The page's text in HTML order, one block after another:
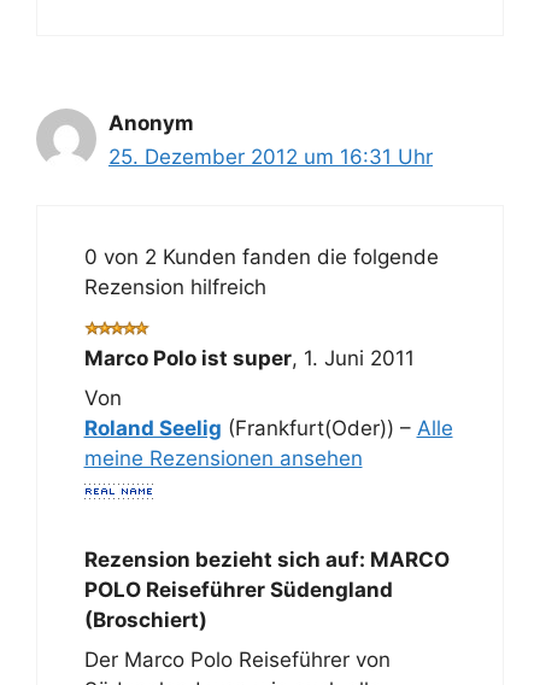
Anonym
25. Dezember 2012 um 16:31 Uhr
0 von 2 Kunden fanden die folgende
Rezension hilfreich
Marco Polo ist super, 1. Juni 2011
Von
Roland Seelig (Frankfurt(Oder)) – Alle
meine Rezensionen ansehen
Rezension bezieht sich auf: MARCO
POLO Reiseführer Südengland
(Broschiert)
Der Marco Polo Reiseführer von